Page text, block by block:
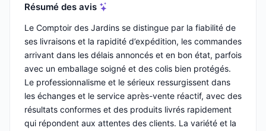
Résumé des avis
Le Comptoir des Jardins se distingue par la fiabilité de
ses livraisons et la rapidité d’expédition, les commandes
arrivant dans les délais annoncés et en bon état, parfois
avec un emballage soigné et des colis bien protégés.
Le professionnalisme et le sérieux ressurgissent dans
les échanges et le service après-vente réactif, avec des
résultats conformes et des produits livrés rapidement
qui répondent aux attentes des clients. La variété et la